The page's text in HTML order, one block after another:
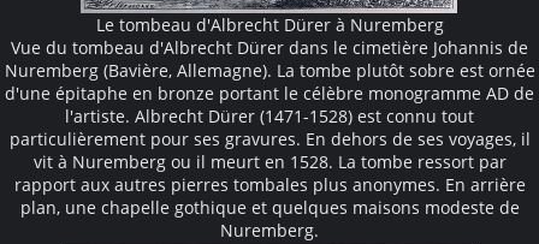
Le tombeau d'Albrecht Dürer à Nuremberg
Vue du tombeau d'Albrecht Dürer dans le cimetière Johannis de
Nuremberg (Bavière, Allemagne). La tombe plutôt sobre est ornée
d'une épitaphe en bronze portant le célèbre monogramme AD de
l'artiste. Albrecht Dürer (1471-1528) est connu tout
particulièrement pour ses gravures. En dehors de ses voyages, il
vit à Nuremberg ou il meurt en 1528. La tombe ressort par
rapport aux autres pierres tombales plus anonymes. En arrière
plan, une chapelle gothique et quelques maisons modeste de
Nuremberg.